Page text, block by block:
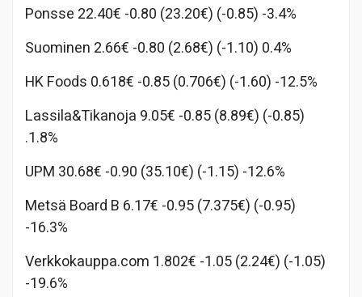
Ponsse 22.40€ -0.80 (23.20€) (-0.85) -3.4%
Suominen 2.66€ -0.80 (2.68€) (-1.10) 0.4%
HK Foods 0.618€ -0.85 (0.706€) (-1.60) -12.5%
Lassila&Tikanoja 9.05€ -0.85 (8.89€) (-0.85)
.1.8%
UPM 30.68€ -0.90 (35.10€) (-1.15) -12.6%
Metsä Board B 6.17€ -0.95 (7.375€) (-0.95)
-16.3%
Verkkokauppa.com 1.802€ -1.05 (2.24€) (-1.05)
-19.6%